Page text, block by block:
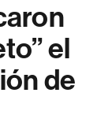
el
de